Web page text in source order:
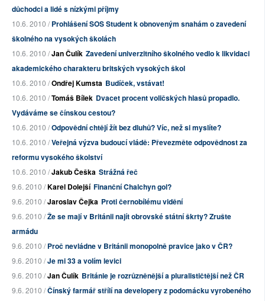
důchodci a lidé s nízkými příjmy
10.6. 2010 /Prohlášení SOS Student k obnoveným snahám o zavedení
školného na vysokých školách
10.6. 2010 /Jan Čulík Zavedení univerzitního školného vedlo k likvidaci
akademického charakteru britských vysokých škol
10.6. 2010 /Ondřej Kumsta Budíček, vstávat!
10.6. 2010 /Tomáš Bílek Dvacet procent voličských hlasů propadlo.
Vydáváme se čínskou cestou?
10.6. 2010 /Odpovědní chtějí žít bez dluhů? Víc, než si myslíte?
10.6. 2010 /Veřejná výzva budoucí vládě: Převezměte odpovědnost za
reformu vysokého školství
10.6. 2010 /Jakub Češka Strážná řeč
9.6. 2010 /Karel Dolejší Finanční Chalchyn gol?
9.6. 2010 /Jaroslav Čejka Proti černobílému vidění
9.6. 2010 /Že se mají v Británii najít obrovské státní škrty? Zrušte
armádu
9.6. 2010 /Proč nevládne v Británii monopolně pravice jako v ČR?
9.6. 2010 /Je mi 33 a volím levici
9.6. 2010 /Jan Čulík Británie je rozrůzněnější a pluralističtější než ČR
9.6. 2010 /Čínský farmář střílí na developery z podomácku vyrobeného